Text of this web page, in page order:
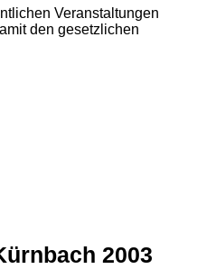
Veranstaltungen
den gesetzlichen
2003